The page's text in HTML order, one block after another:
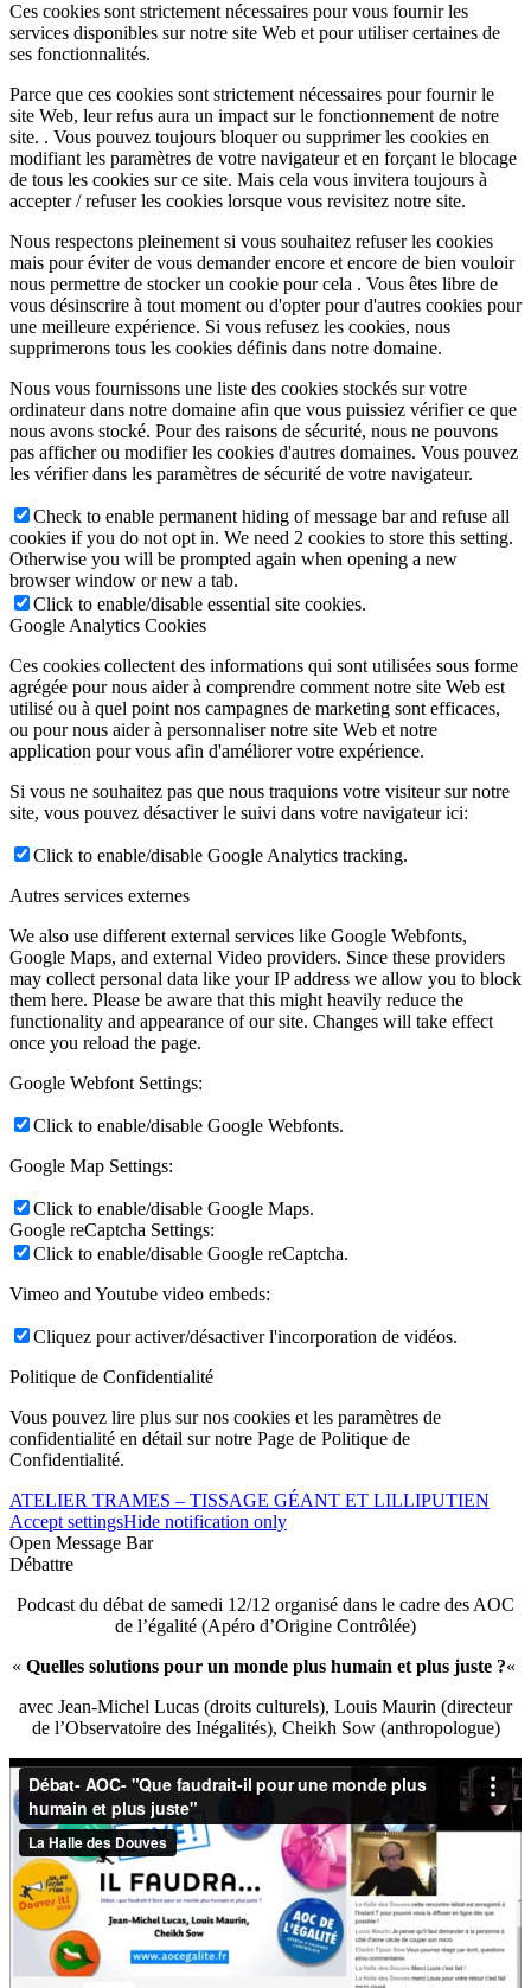
Ces cookies sont strictement nécessaires pour vous fournir les
services disponibles sur notre site Web et pour utiliser certaines de
ses fonctionnalités.
Parce que ces cookies sont strictement nécessaires pour fournir le
site Web, leur refus aura un impact sur le fonctionnement de notre
site. . Vous pouvez toujours bloquer ou supprimer les cookies en
modifiant les paramètres de votre navigateur et en forçant le blocage
de tous les cookies sur ce site. Mais cela vous invitera toujours à
accepter / refuser les cookies lorsque vous revisitez notre site.
Nous respectons pleinement si vous souhaitez refuser les cookies
mais pour éviter de vous demander encore et encore de bien vouloir
nous permettre de stocker un cookie pour cela . Vous êtes libre de
vous désinscrire à tout moment ou d'opter pour d'autres cookies pour
une meilleure expérience. Si vous refusez les cookies, nous
supprimerons tous les cookies définis dans notre domaine.
Nous vous fournissons une liste des cookies stockés sur votre
ordinateur dans notre domaine afin que vous puissiez vérifier ce que
nous avons stocké. Pour des raisons de sécurité, nous ne pouvons
pas afficher ou modifier les cookies d'autres domaines. Vous pouvez
les vérifier dans les paramètres de sécurité de votre navigateur.
Check to enable permanent hiding of message bar and refuse all
cookies if you do not opt in. We need 2 cookies to store this setting.
Otherwise you will be prompted again when opening a new
browser window or new a tab.
Click to enable/disable essential site cookies.
Google Analytics Cookies
Ces cookies collectent des informations qui sont utilisées sous forme
agrégée pour nous aider à comprendre comment notre site Web est
utilisé ou à quel point nos campagnes de marketing sont efficaces,
ou pour nous aider à personnaliser notre site Web et notre
application pour vous afin d'améliorer votre expérience.
Si vous ne souhaitez pas que nous traquions votre visiteur sur notre
site, vous pouvez désactiver le suivi dans votre navigateur ici:
Click to enable/disable Google Analytics tracking.
Autres services externes
We also use different external services like Google Webfonts,
Google Maps, and external Video providers. Since these providers
may collect personal data like your IP address we allow you to block
them here. Please be aware that this might heavily reduce the
functionality and appearance of our site. Changes will take effect
once you reload the page.
Google Webfont Settings:
Click to enable/disable Google Webfonts.
Google Map Settings:
Click to enable/disable Google Maps.
Google reCaptcha Settings:
Click to enable/disable Google reCaptcha.
Vimeo and Youtube video embeds:
Cliquez pour activer/désactiver l'incorporation de vidéos.
Politique de Confidentialité
Vous pouvez lire plus sur nos cookies et les paramètres de
confidentialité en détail sur notre Page de Politique de
Confidentialité.
ATELIER TRAMES – TISSAGE GÉANT ET LILLIPUTIEN
Accept settingsHide notification only
Open Message Bar
Débattre
Podcast du débat de samedi 12/12 organisé dans le cadre des AOC
de l’égalité (Apéro d’Origine Contrôlée)
« Quelles solutions pour un monde plus humain et plus juste ?«
avec Jean-Michel Lucas (droits culturels), Louis Maurin (directeur
de l’Observatoire des Inégalités), Cheikh Sow (anthropologue)